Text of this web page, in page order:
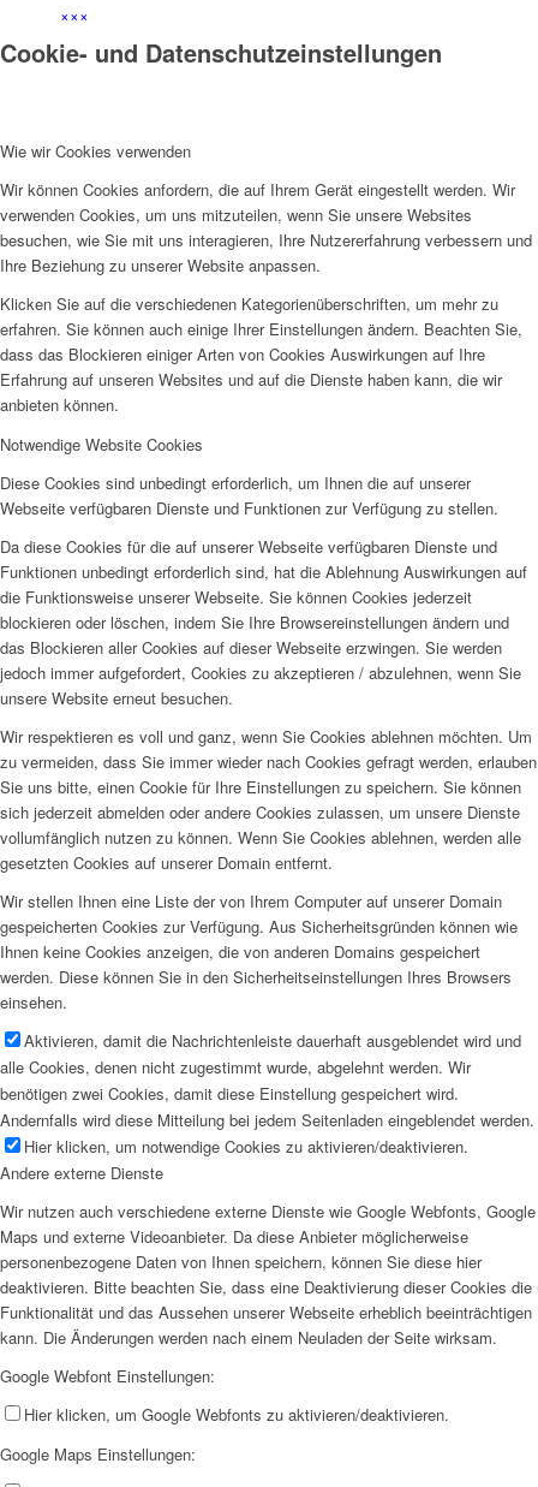
×××
Cookie- und Datenschutzeinstellungen
Wie wir Cookies verwenden
Wir können Cookies anfordern, die auf Ihrem Gerät eingestellt werden. Wir
verwenden Cookies, um uns mitzuteilen, wenn Sie unsere Websites
besuchen, wie Sie mit uns interagieren, Ihre Nutzererfahrung verbessern und
Ihre Beziehung zu unserer Website anpassen.
Klicken Sie auf die verschiedenen Kategorienüberschriften, um mehr zu
erfahren. Sie können auch einige Ihrer Einstellungen ändern. Beachten Sie,
dass das Blockieren einiger Arten von Cookies Auswirkungen auf Ihre
Erfahrung auf unseren Websites und auf die Dienste haben kann, die wir
anbieten können.
Notwendige Website Cookies
Diese Cookies sind unbedingt erforderlich, um Ihnen die auf unserer
Webseite verfügbaren Dienste und Funktionen zur Verfügung zu stellen.
Da diese Cookies für die auf unserer Webseite verfügbaren Dienste und
Funktionen unbedingt erforderlich sind, hat die Ablehnung Auswirkungen auf
die Funktionsweise unserer Webseite. Sie können Cookies jederzeit
blockieren oder löschen, indem Sie Ihre Browsereinstellungen ändern und
das Blockieren aller Cookies auf dieser Webseite erzwingen. Sie werden
jedoch immer aufgefordert, Cookies zu akzeptieren / abzulehnen, wenn Sie
unsere Website erneut besuchen.
Wir respektieren es voll und ganz, wenn Sie Cookies ablehnen möchten. Um
zu vermeiden, dass Sie immer wieder nach Cookies gefragt werden, erlauben
Sie uns bitte, einen Cookie für Ihre Einstellungen zu speichern. Sie können
sich jederzeit abmelden oder andere Cookies zulassen, um unsere Dienste
vollumfänglich nutzen zu können. Wenn Sie Cookies ablehnen, werden alle
gesetzten Cookies auf unserer Domain entfernt.
Wir stellen Ihnen eine Liste der von Ihrem Computer auf unserer Domain
gespeicherten Cookies zur Verfügung. Aus Sicherheitsgründen können wie
Ihnen keine Cookies anzeigen, die von anderen Domains gespeichert
werden. Diese können Sie in den Sicherheitseinstellungen Ihres Browsers
einsehen.
Aktivieren, damit die Nachrichtenleiste dauerhaft ausgeblendet wird und
alle Cookies, denen nicht zugestimmt wurde, abgelehnt werden. Wir
benötigen zwei Cookies, damit diese Einstellung gespeichert wird.
Andernfalls wird diese Mitteilung bei jedem Seitenladen eingeblendet werden.
Hier klicken, um notwendige Cookies zu aktivieren/deaktivieren.
Andere externe Dienste
Wir nutzen auch verschiedene externe Dienste wie Google Webfonts, Google
Maps und externe Videoanbieter. Da diese Anbieter möglicherweise
personenbezogene Daten von Ihnen speichern, können Sie diese hier
deaktivieren. Bitte beachten Sie, dass eine Deaktivierung dieser Cookies die
Funktionalität und das Aussehen unserer Webseite erheblich beeinträchtigen
kann. Die Änderungen werden nach einem Neuladen der Seite wirksam.
Google Webfont Einstellungen:
Hier klicken, um Google Webfonts zu aktivieren/deaktivieren.
Google Maps Einstellungen: